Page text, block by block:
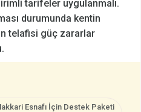
tarifeler uygulanmalı.
durumunda kentin
telafisi güç zararlar
Esnafı İçin Destek Paketi